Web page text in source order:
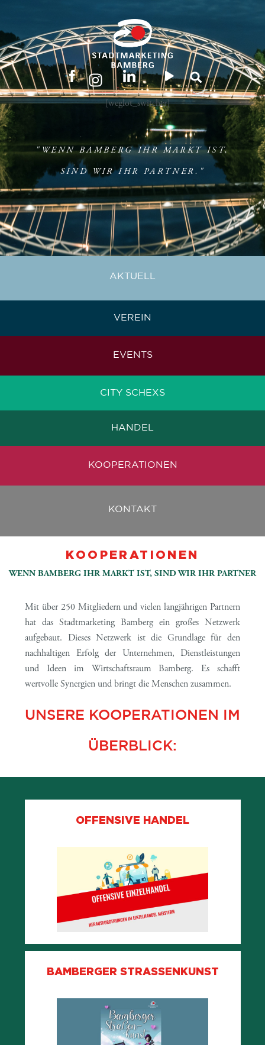
[weglot_switcher]
"WENN BAMBERG IHR MARKT IST,
SIND WIR IHR PARTNER."
AKTUELL
VEREIN
EVENTS
CITY SCHEXS
HANDEL
KOOPERATIONEN
KONTAKT
KOOPERATIONEN
WENN BAMBERG IHR MARKT IST, SIND WIR IHR PARTNER
Mit über 250 Mitgliedern und vielen langjährigen Partnern
hat das Stadtmarketing Bamberg ein großes Netzwerk
aufgebaut. Dieses Netzwerk ist die Grundlage für den
nachhaltigen Erfolg der Unternehmen, Dienstleistungen
und Ideen im Wirtschaftsraum Bamberg. Es schafft
wertvolle Synergien und bringt die Menschen zusammen.
UNSERE KOOPERATIONEN IM
ÜBERBLICK:
OFFENSIVE HANDEL
BAMBERGER STRASSENKUNST